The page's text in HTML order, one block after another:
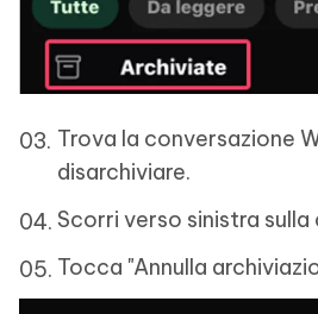
Trova la conversazione
disarchiviare.
Scorri verso sinistra sulla
Tocca "Annulla